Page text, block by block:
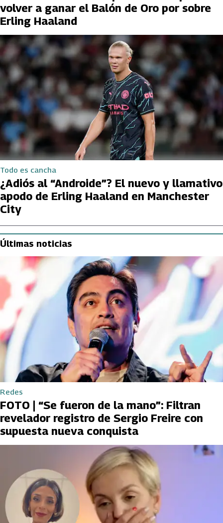
volver a ganar el Balón de Oro por sobre
Erling Haaland
Todo es cancha
¿Adiós al “Androide”? El nuevo y llamativo
apodo de Erling Haaland en Manchester
City
Últimas noticias
Redes
FOTO | “Se fueron de la mano”: Filtran
revelador registro de Sergio Freire con
supuesta nueva conquista